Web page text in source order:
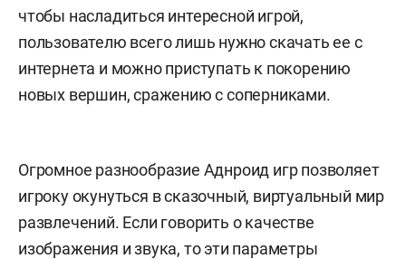
чтобы насладиться интересной игрой,
пользователю всего лишь нужно скачать ее с
интернета и можно приступать к покорению
новых вершин, сражению с соперниками.
Огромное разнообразие Аднроид игр позволяет
игроку окунуться в сказочный, виртуальный мир
развлечений. Если говорить о качестве
изображения и звука, то эти параметры